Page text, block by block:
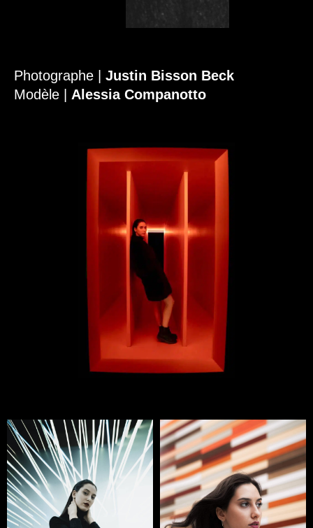
Photographe | Justin Bisson Beck
Modèle | Alessia Companotto